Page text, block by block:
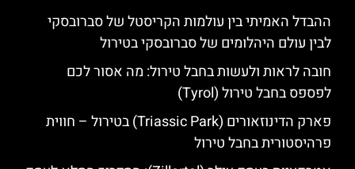
ההבדל האמיתי בין עולמות הקריסטל של סברובסקי
לבין עולם היהלומים של סברובסקי בטירול
חובה לראות ולעשות בחבל טירול: מה אסור לכם
לפספס בחבל טירול (Tyrol)
פארק הדינוזאורים (Triassic Park) בטירול – חווית
פרהיסטורית בחבל טירול